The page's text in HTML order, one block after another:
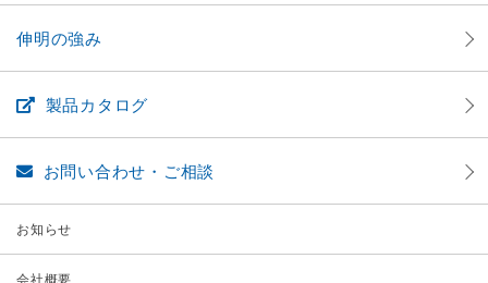
伸明の強み
製品カタログ
お問い合わせ・ご相談
お知らせ
会社概要